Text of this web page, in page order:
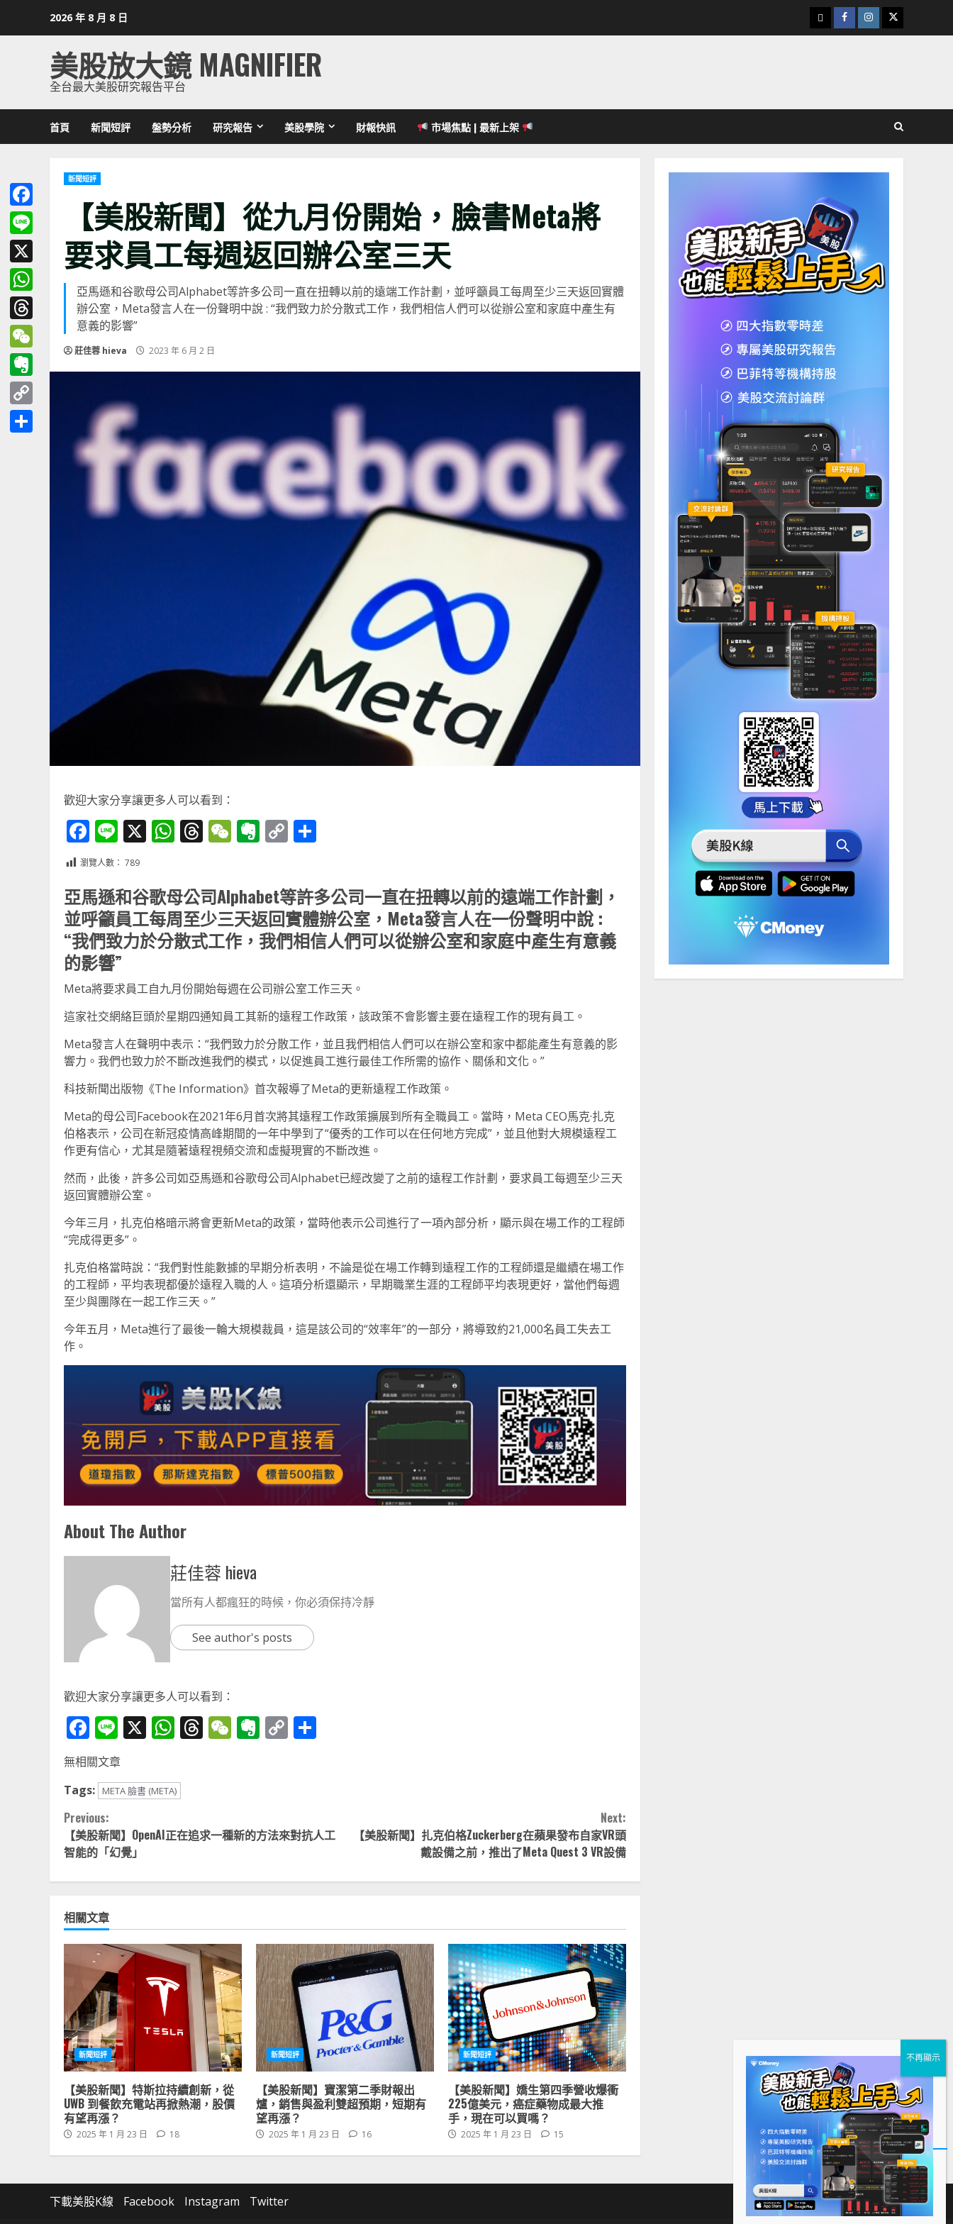
2026 年 8 月 8 日
下
載
Facebook
Instagram
Twitter
美股放大鏡 MAGNIFIER
全台最大美股研究報告平台
首頁 新聞短評 盤勢分析 研究報告 美股學院 財報快訊 市場焦點 | 最新上架
新聞短評
【美股新聞】從九月份開始，臉書Meta將
要求員工每週返回辦公室三天
亞馬遜和谷歌母公司Alphabet等許多公司一直在扭轉以前的遠端工作計劃，並呼籲員工每周至少三天返回實體
辦公室，Meta發言人在一份聲明中說 : “我們致力於分散式工作，我們相信人們可以從辦公室和家庭中產生有
意義的影響”
莊佳蓉 hieva 2023 年 6 月 2 日
歡迎大家分享讓更多人可以看到：
Facebook
Line
X WhatsApp
Threads
WeChat
Evernote
Copy
瀏覽人數： 789
亞馬遜和谷歌母公司Alphabet等許多公司一直在扭轉以前的遠端工作計劃，
並呼籲員工每周至少三天返回實體辦公室，Meta發言人在一份聲明中說 :
“我們致力於分散式工作，我們相信人們可以從辦公室和家庭中產生有意義
的影響”
Meta將要求員工自九月份開始每週在公司辦公室工作三天。
這家社交網絡巨頭於星期四通知員工其新的遠程工作政策，該政策不會影響主要在遠程工作的現有員工。
Meta發言人在聲明中表示：“我們致力於分散工作，並且我們相信人們可以在辦公室和家中都能產生有意義的影
響力。我們也致力於不斷改進我們的模式，以促進員工進行最佳工作所需的協作、關係和文化。”
科技新聞出版物《The Information》首次報導了Meta的更新遠程工作政策。
Meta的母公司Facebook在2021年6月首次將其遠程工作政策擴展到所有全職員工。當時，Meta CEO馬克·扎克
伯格表示，公司在新冠疫情高峰期間的一年中學到了“優秀的工作可以在任何地方完成”，並且他對大規模遠程工
作更有信心，尤其是隨著遠程視頻交流和虛擬現實的不斷改進。
然而，此後，許多公司如亞馬遜和谷歌母公司Alphabet已經改變了之前的遠程工作計劃，要求員工每週至少三天
返回實體辦公室。
今年三月，扎克伯格暗示將會更新Meta的政策，當時他表示公司進行了一項內部分析，顯示與在場工作的工程師
“完成得更多”。
扎克伯格當時說：“我們對性能數據的早期分析表明，不論是從在場工作轉到遠程工作的工程師還是繼續在場工作
的工程師，平均表現都優於遠程入職的人。這項分析還顯示，早期職業生涯的工程師平均表現更好，當他們每週
至少與團隊在一起工作三天。”
今年五月，Meta進行了最後一輪大規模裁員，這是該公司的“效率年”的一部分，將導致約21,000名員工失去工
作。
About The Author
莊佳蓉 hieva
當所有人都瘋狂的時候，你必須保持冷靜
See author's posts
歡迎大家分享讓更多人可以看到：
Facebook
Line
X WhatsApp
Threads
WeChat
Evernote
Copy
無相關文章
Tags:
META 臉書 (META)
Continue
Reading
Previous:
【美股新聞】OpenAI正在追求一種新的方法來對抗人工
智能的「幻覺」
Next:
【美股新聞】扎克伯格Zuckerberg在蘋果發布自家VR頭
戴設備之前，推出了Meta Quest 3 VR設備
相關文章
新聞短評
【美股新聞】特斯拉持續創新，從
UWB 到餐飲充電站再掀熱潮，股價
有望再漲？
2025 年 1 月 23 日 18
新聞短評
【美股新聞】寶潔第二季財報出
爐，銷售與盈利雙超預期，短期有
望再漲？
2025 年 1 月 23 日 16
新聞短評
【美股新聞】嬌生第四季營收爆衝
225億美元，癌症藥物成最大推
手，現在可以買嗎？
2025 年 1 月 23 日 15
Facebook
Line
X
WhatsApp
Threads
WeChat
Evernote
Copy
下載美股K線 Facebook Instagram Twitter
下
載
FacebookInstagram
Twitter